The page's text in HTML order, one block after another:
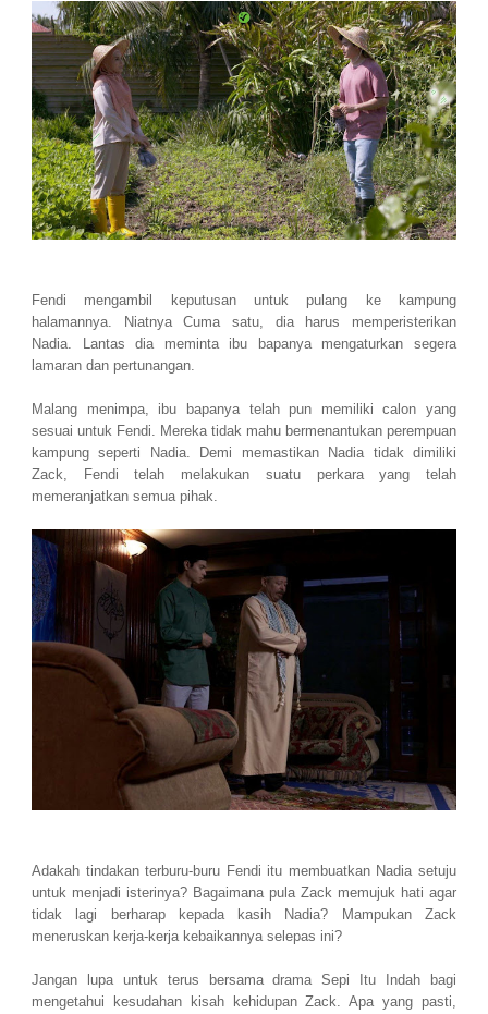
Fendi mengambil keputusan untuk pulang ke kampung
halamannya. Niatnya Cuma satu, dia harus memperisterikan
Nadia. Lantas dia meminta ibu bapanya mengaturkan segera
lamaran dan pertunangan.
Malang menimpa, ibu bapanya telah pun memiliki calon yang
sesuai untuk Fendi. Mereka tidak mahu bermenantukan perempuan
kampung seperti Nadia. Demi memastikan Nadia tidak dimiliki
Zack, Fendi telah melakukan suatu perkara yang telah
memeranjatkan semua pihak.
Adakah tindakan terburu-buru Fendi itu membuatkan Nadia setuju
untuk menjadi isterinya? Bagaimana pula Zack memujuk hati agar
tidak lagi berharap kepada kasih Nadia? Mampukan Zack
meneruskan kerja-kerja kebaikannya selepas ini?
Jangan lupa untuk terus bersama drama Sepi Itu Indah bagi
mengetahui kesudahan kisah kehidupan Zack. Apa yang pasti,